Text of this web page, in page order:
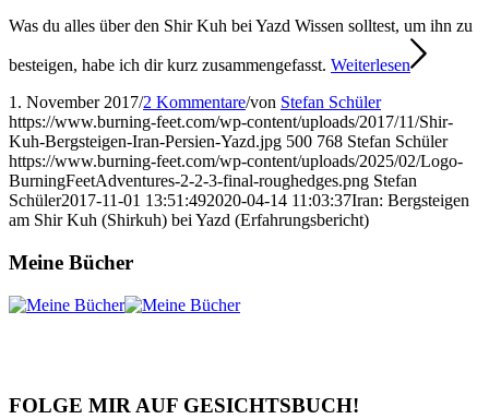
Was du alles über den Shir Kuh bei Yazd Wissen solltest, um ihn zu
besteigen, habe ich dir kurz zusammengefasst. Weiterlesen
1. November 2017/2 Kommentare/von Stefan Schüler
https://www.burning-feet.com/wp-content/uploads/2017/11/Shir-
Kuh-Bergsteigen-Iran-Persien-Yazd.jpg 500 768 Stefan Schüler
https://www.burning-feet.com/wp-content/uploads/2025/02/Logo-
BurningFeetAdventures-2-2-3-final-roughedges.png Stefan
Schüler2017-11-01 13:51:492020-04-14 11:03:37Iran: Bergsteigen
am Shir Kuh (Shirkuh) bei Yazd (Erfahrungsbericht)
Meine Bücher
FOLGE MIR AUF GESICHTSBUCH!